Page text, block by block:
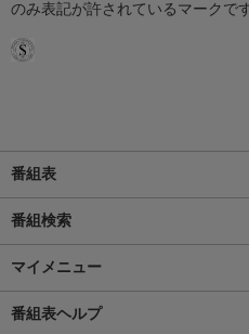
のみ表記が許されているマークです
番組表
番組検索
マイメニュー
番組表ヘルプ